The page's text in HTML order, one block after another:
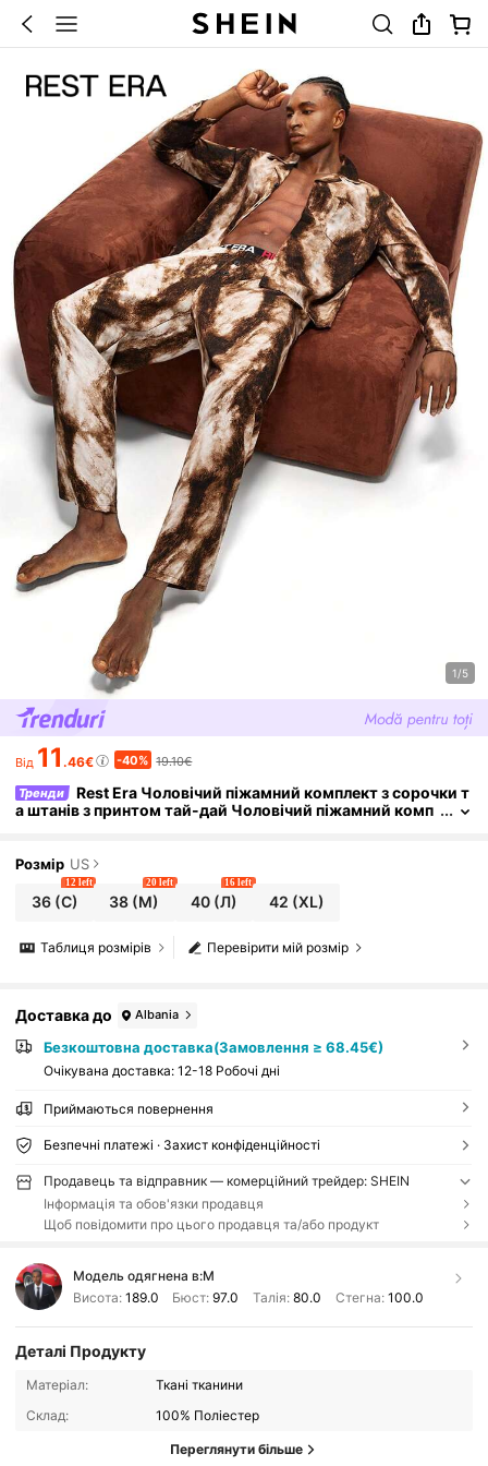
1/5
Від 11 .46€ -40% 19.10€
Тренди
Rest Era Чоловічий піжамний комплект з сорочки т
а штанів з принтом тай-дай Чоловічий піжамний комп
Розмір US
36(С)
12 left
38 (М)
20 left
40(Л)
16 left
42 (XL)
Перевірити мій розмір
Таблиця розмірів
Доставка до Albania
Безкоштовна доставка(Замовлення ≥ 68.45€)
Очікувана доставка: 12-18 Робочі дні
Приймаються повернення
Безпечні платежі · Захист конфіденційності
Продавець та відправник — комерційний трейдер: SHEIN
Інформація та обов'язки продавця
Щоб повідомити про цього продавця та/або продукт
Модель одягнена в:M
Висота: 189.0 Бюст:97.0 Талія: 80.0 Стегна: 100.0
Деталі Продукту
Матеріал:
Ткані тканини
Склад:
100% Поліестер
Переглянути більше